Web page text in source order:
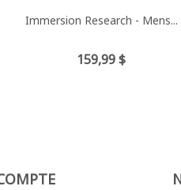
Immersion Research - Mens...
Prix
159,99 $